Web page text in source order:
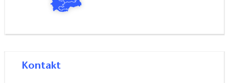
Kontakt